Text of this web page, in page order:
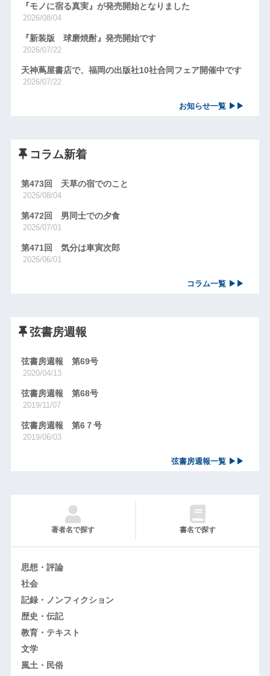
『モノに宿る真実』が発売開始となりました
2026/08/04
『新装版 球磨焼酎』発売開始です
2026/07/22
天神蔦屋書店で、福岡の出版社10社合同フェア開催中です
2026/07/22
お知らせ一覧 ▶▶
コラム新着
第473回 天草の宿でのこと
2026/08/04
第472回 男同士での夕食
2026/07/01
第471回 気分は車寅次郎
2026/06/01
コラム一覧 ▶▶
弦書房週報
弦書房週報 第69号
2020/04/13
弦書房週報 第68号
2019/11/07
弦書房週報 第6７号
2019/06/03
弦書房週報一覧 ▶▶
著者名で探す 書名で探す
思想・評論
社会
記録・ノンフィクション
歴史・伝記
教育・テキスト
文学
風土・民俗